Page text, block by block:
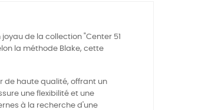
de la collection "Center 51
la méthode Blake, cette
de haute qualité, offrant un
une flexibilité et une
à la recherche d'une